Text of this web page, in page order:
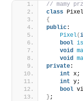
// mamy
class Pixel
{
public:
Pixel(
bool
void
void
private:
int x;
int y;
bool
} ;